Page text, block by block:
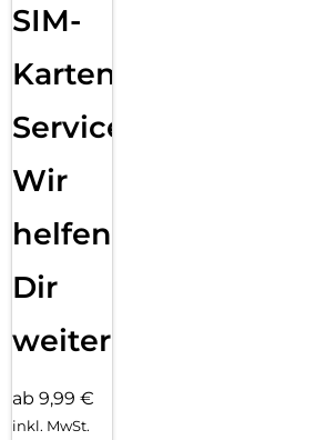
SIM-
Karten
Service:
Wir
helfen
Dir
weiter
ab 9,99 €
inkl. MwSt.